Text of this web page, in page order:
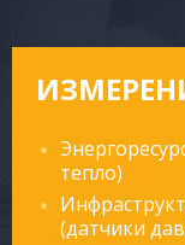
тепло)
(датчики